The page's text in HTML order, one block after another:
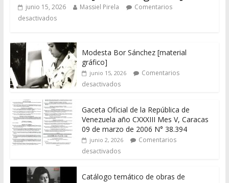
junio 15, 2026 Massiel Pirela
Comentarios
desactivados
Modesta Bor Sánchez [material
gráfico]
junio 15, 2026
Comentarios
desactivados
Gaceta Oficial de la República de
Venezuela año CXXXIII Mes V, Caracas
09 de marzo de 2006 N° 38.394
junio 2, 2026
Comentarios
desactivados
Catálogo temático de obras de